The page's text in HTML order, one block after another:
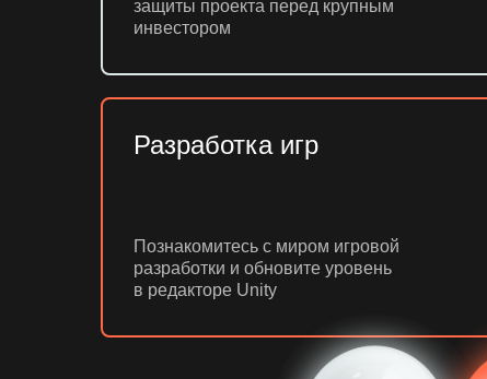
защиты проекта перед крупным
инвестором
Разработка игр
Познакомитесь с миром игровой
разработки и обновите уровень
в редакторе Unity